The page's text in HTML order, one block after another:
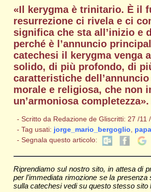
«Il kerygma è trinitario. È il
resurrezione ci rivela e ci
significa che sta all’inizio e
perché è l’annuncio
catechesi il kerygma venga
solido, di più profondo, di
caratteristiche
morale e religiosa, che non
un’armoniosa
- Scritto da Redazione de Gliscritti: 27 /11
- Tag usati: jorge_mario_bergoglio
- Segnala questo articolo:
Riprendiamo sul nostro sito, in attesa di
per l’immediata rimozione se la
sulla catechesi vedi su questo stesso sito